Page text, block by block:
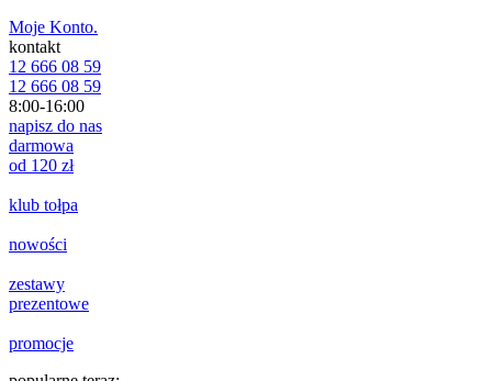
Moje Konto.
kontakt
12 666 08 59
12 666 08 59
8:00-16:00
napisz do nas
darmowa
od 120 zł
klub tołpa
nowości
zestawy
prezentowe
promocje